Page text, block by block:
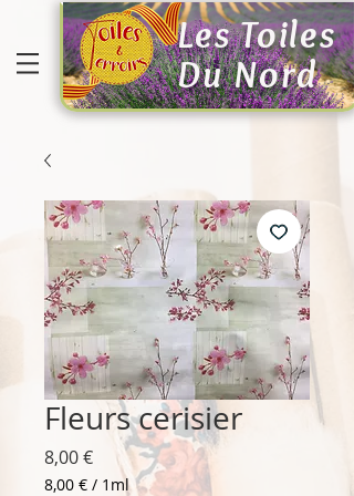
Les Toiles
Du Nord
Fleurs cerisier
8,00 €Prix
8,00 € / 1ml